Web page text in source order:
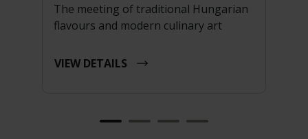
The meeting of traditional Hungarian
flavours and modern culinary art
VIEW DETAILS